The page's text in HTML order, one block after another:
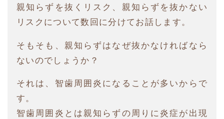
親知らずを抜くリスク、親知らずを抜かない
リスクについて数回に分けてお話します。
そもそも、親知らずはなぜ抜かなければなら
ないのでしょうか？
それは、智歯周囲炎になることが多いからで
す。
智歯周囲炎とは親知らずの周りに炎症が出現